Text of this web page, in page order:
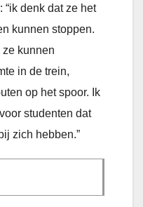
denk dat ze het
kunnen stoppen.
kunnen
in de trein,
op het spoor. Ik
studenten dat
zich hebben.”